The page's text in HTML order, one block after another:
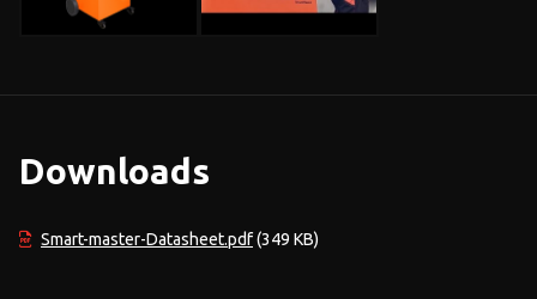
Downloads
Smart-master-Datasheet.pdf(349 KB)